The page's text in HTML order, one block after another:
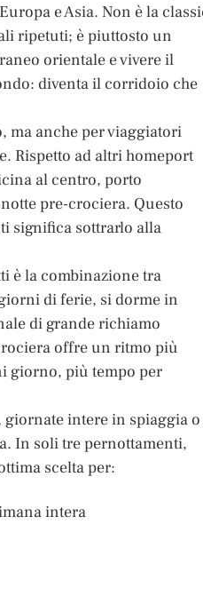
e Asia. Non è la
ripetuti; è piuttosto un
orientale e vivere il
diventa il corridoio che
ma anche per viaggiatori
Rispetto ad altri homeport
al centro, porto
pre-crociera. Questo
significa sottrarlo alla
è la combinazione tra
di ferie, si dorme in
di grande richiamo
offre un ritmo più
giorno, più tempo per
intere in spiaggia o
In soli tre pernottamenti,
scelta per:
intera